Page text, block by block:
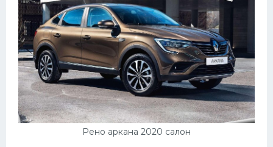
Рено аркана 2020 салон